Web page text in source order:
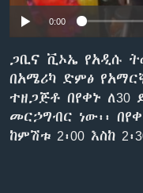
ቋንቋዎች
0:00
ጋቢና ቪኦኤ የአዲሱ
በአሜሪካ ድምፅ
ተዘጋጅቶ በየቀኑ
መርኃግብር ነው፡፡
ከምሽቱ 2፡00 እስከ